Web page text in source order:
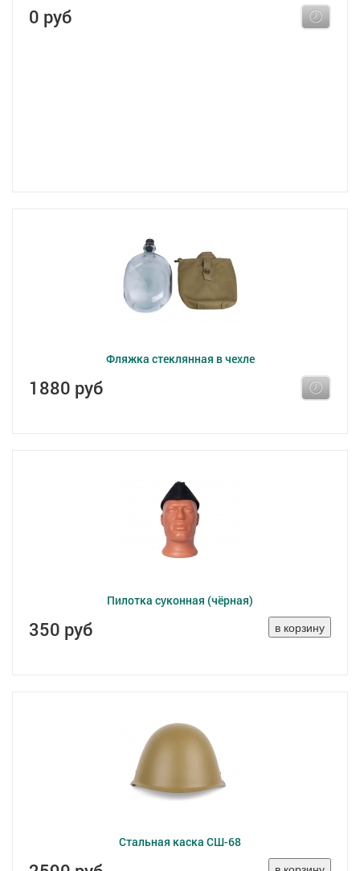
0 руб
Фляжка стеклянная в чехле
1880 руб
Пилотка суконная (чёрная)
350 руб
Стальная каска СШ-68